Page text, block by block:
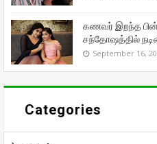
கணவர் இறந்த
சந்தோஷத்தில்
September 16,
Categories